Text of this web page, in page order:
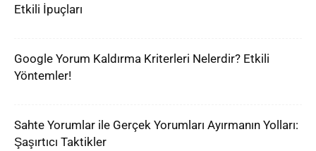
Etkili İpuçları
Google Yorum Kaldırma Kriterleri Nelerdir? Etkili
Yöntemler!
Sahte Yorumlar ile Gerçek Yorumları Ayırmanın Yolları:
Şaşırtıcı Taktikler